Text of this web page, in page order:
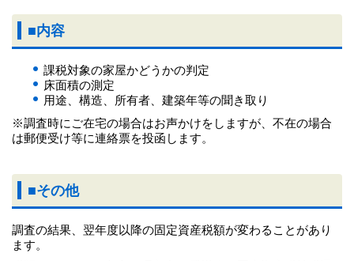
■内容
課税対象の家屋かどうかの判定
床面積の測定
用途、構造、所有者、建築年等の聞き取り
※調査時にご在宅の場合はお声かけをしますが、不在の場合
は郵便受け等に連絡票を投函します。
■その他
調査の結果、翌年度以降の固定資産税額が変わることがあり
ます。